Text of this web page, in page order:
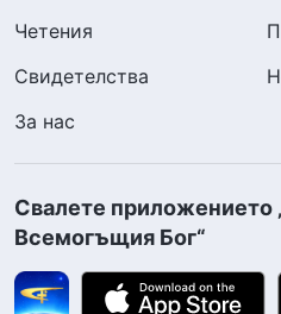
Четения
Свидетелства
За нас
Свалете приложението
Всемогъщия Бог“